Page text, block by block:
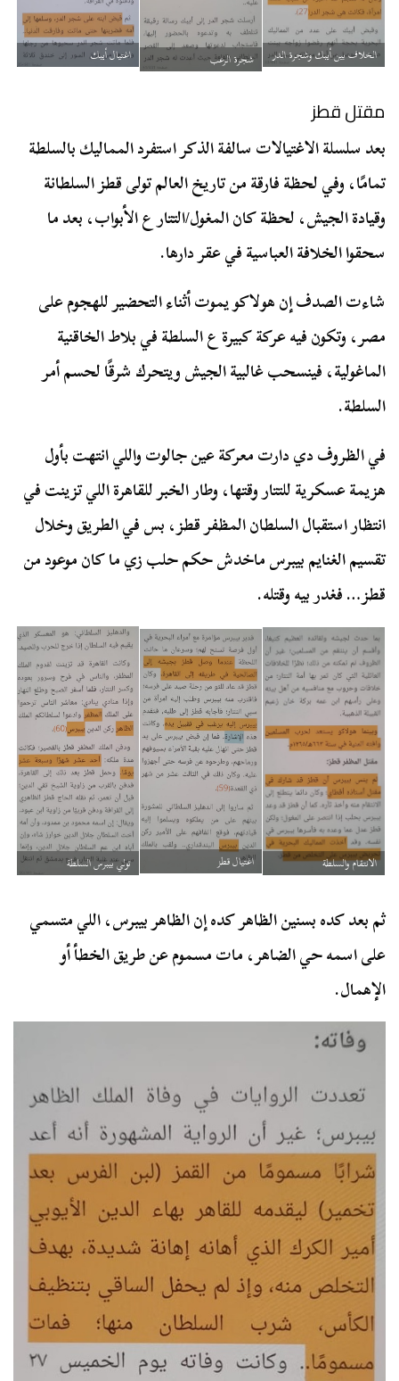
الخلاف بين أيبك وشجرة الدر شجرة الرعب اغتيال أيبك
مقتل قطز
بعد سلسلة الاغتيالات سالفة الذكر استفرد المماليك بالسلطة
تمامًا، وفي لحظة فارقة من تاريخ العالم تولى قطز السلطانة
وقيادة الجيش، لحظة كان المغول/التتار ع الأبواب، بعد ما
سحقوا الخلافة العباسية في عقر دارها.
شاءت الصدف إن هولاكو يموت أثناء التحضير للهجوم على
مصر، وتكون فيه عركة كبيرة ع السلطة في بلاط الخاقنية
الماغولية، فينسحب غالبية الجيش ويتحرك شرقًا لحسم أمر
السلطة.
في الظروف دي دارت معركة عين جالوت واللي انتهت بأول
هزيمة عسكرية للتتار وقتها، وطار الخبر للقاهرة اللي تزينت في
انتظار استقبال السلطان المظفر قطز، بس في الطريق وخلال
تقسيم الغنايم بيبرس ماخدش حكم حلب زي ما كان موعود من
قطز… فغدر بيه وقتله.
الانتقام والسلطة اغتيال قطز تولي بيبرس السلطة
ثم بعد كده بسنين الظاهر كده إن الظاهر بيبرس، اللي متسمي
على اسمه حي الضاهر، مات مسموم عن طريق الخطأ أو
الإهمال.